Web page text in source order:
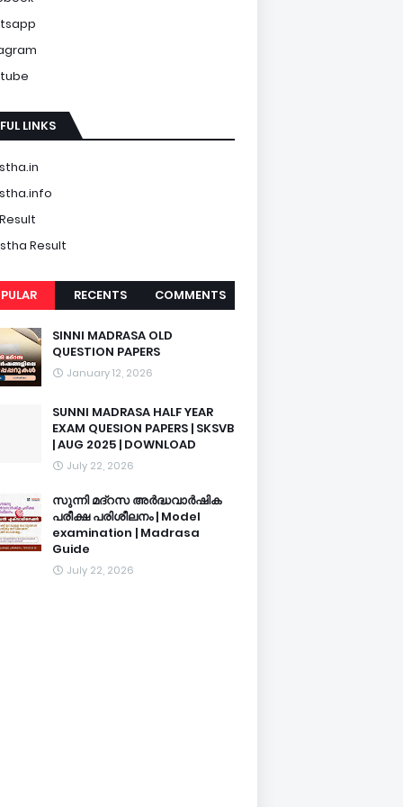
LINKS
Result
RECENTS COMMENTS
SINNI MADRASA OLD
QUESTION PAPERS
January 12, 2026
SUNNI MADRASA HALF YEAR
EXAM QUESION PAPERS | SKSVB
| AUG 2025 | DOWNLOAD
July 22, 2026
സുന്നി മദ്റസ അർദ്ധവാർഷിക
പരീക്ഷ പരിശീലനം | Model
examination | Madrasa
Guide
July 22, 2026